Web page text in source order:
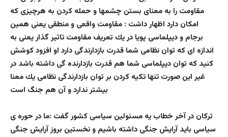
مقاومت را به معناى بستن چشمها و حمله كردن به هرچيزى كه
امكان دارد اظهار داشت : مقاومت واقعى و منطقى يعنى همين
برجام و ديپلماسى پويا در يك تعريف مقاومت تاثير گذار يعنى به
اندازه اى كه توان نظامى شما قدرت بازدارندگى دارد او افزود كوشش
كنيد كه توان ديپلماسى شما هم قدرت بازدارنده گى داشته باشد در
غير اين صورت تنها تكيه كردن بر توان بازدارندگى نظامى يك معنا
تركان در آخر خطاب يه مسئولين سياسى كشور گفت :ما در حوره ى
سياسى بايد آرايش جنگى داشته باشيم و نخستين بروز آرايش جنگى